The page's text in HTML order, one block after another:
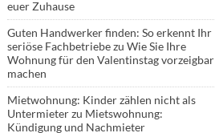
euer Zuhause
Guten Handwerker finden: So erkennt Ihr
seriöse Fachbetriebezu Wie Sie Ihre
Wohnung für den Valentinstag vorzeigbar
machen
Mietwohnung: Kinder zählen nicht als
Untermieterzu Mietswohnung:
Kündigung und Nachmieter